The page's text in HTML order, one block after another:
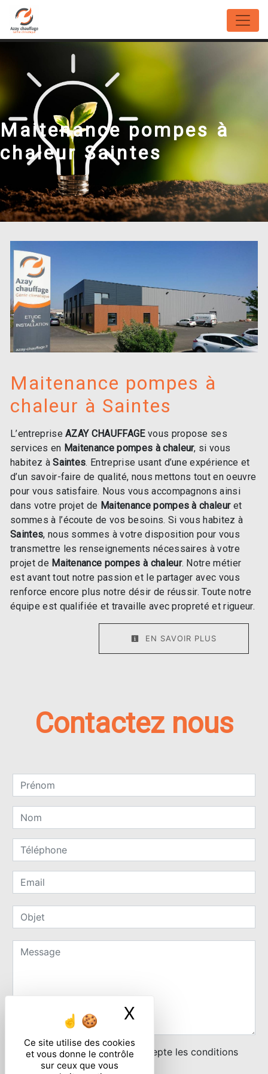
Panneau de gestion des cookies
Ce site utilise des cookies
et vous donne le contrôle
sur ceux que vous
X
Maitenance pompes à
chaleur Saintes
Maitenance pompes à
chaleur à Saintes
L’entrepriseAZAY CHAUFFAGEvous propose ses
services en Maitenance pompes à chaleur, si vous
habitez àSaintes. Entreprise usant d’une expérience et
d’un savoir-faire de qualité, nous mettons tout en oeuvre
pour vous satisfaire. Nous vous accompagnons ainsi
dans votre projet de Maitenance pompes à chaleuret
sommes à l’écoute de vos besoins. Si vous habitez à
Saintes, nous sommes à votre disposition pour vous
transmettre les renseignements nécessaires à votre
projet de Maitenance pompes à chaleur. Notre métier
est avant tout notre passion et le partager avec vous
renforce encore plus notre désir de réussir. Toute notre
équipe est qualifiée et travaille avec propreté et rigueur.
EN SAVOIR PLUS
Contactez nous
En cochant cette case, j'accepte les conditions
particulières ci-dessous **